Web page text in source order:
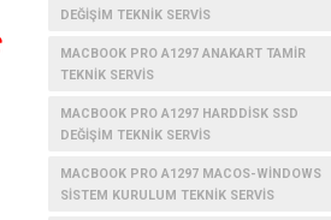
DEĞIŞIM TEKNIK SERVIS
MACBOOK PRO A1297 ANAKART TAMIR
TEKNIK SERVIS
MACBOOK PRO A1297 HARDDISK SSD
DEĞIŞIM TEKNIK SERVIS
MACBOOK PRO A1297 MACOS-WINDOWS
SISTEM KURULUM TEKNIK SERVIS